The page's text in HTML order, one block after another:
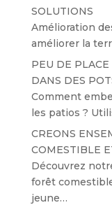
SOLUTIONS
Amélioration
améliorer la
PEU DE
DANS DES
Comment
les patios ?
CREONS
COMESTIBLE
Découvrez
forêt
jeune…